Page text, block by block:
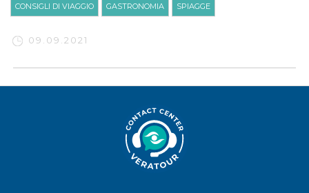
CONSIGLI DI VIAGGIO GASTRONOMIA SPIAGGE
09.09.2021